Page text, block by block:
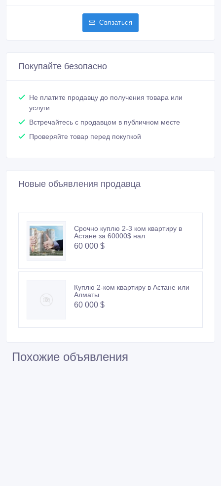
Связаться
Покупайте безопасно
Не платите продавцу до получения товара или
услуги
Встречайтесь с продавцом в публичном месте
Проверяйте товар перед покупкой
Новые объявления продавца
Срочно куплю 2-3 ком квартиру в
Астане за 60000$ нал
60 000 $
Куплю 2-ком квартиру в Астане или
Алматы
60 000 $
Похожие объявления